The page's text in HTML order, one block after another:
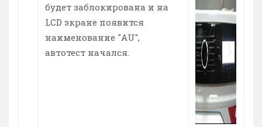
будет заблокирована и на
LCD экране появится
наименование "AU",
автотест начался.